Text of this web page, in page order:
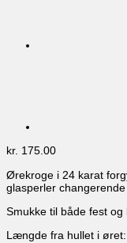
kr. 175.00
Ørekroge i 24 karat
glasperler
Smukke til både fest og
Længde fra hullet i